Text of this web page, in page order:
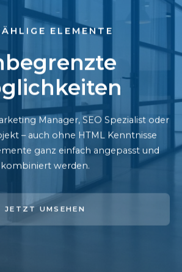
ELEMENTE
Manager, SEO Spezialist oder
– auch ohne HTML Kenntnisse
ganz einfach angepasst und
kombiniert werden.
JETZT UMSEHEN